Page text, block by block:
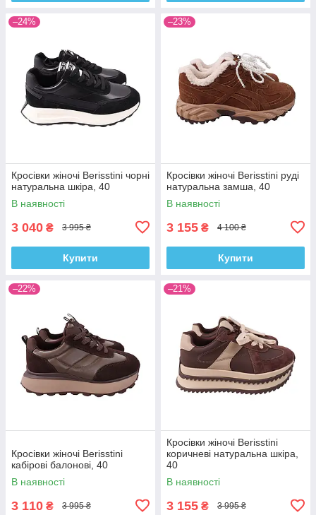
–24%
Кросівки жіночі Berisstini чорні
натуральна шкіра, 40
В наявності
3 040 ₴ 3 995 ₴
Купити
–23%
Кросівки жіночі Berisstini руді
натуральна замша, 40
В наявності
3 155 ₴ 4 100 ₴
Купити
–22%
Кросівки жіночі Berisstini
кабірові балонові, 40
В наявності
3 110 ₴ 3 995 ₴
–21%
Кросівки жіночі Berisstini
коричневі натуральна шкіра,
40
В наявності
3 155 ₴ 3 995 ₴